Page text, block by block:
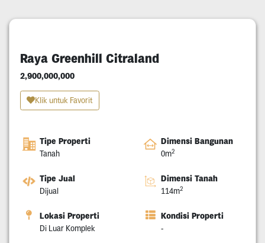
Raya Greenhill Citraland
2,900,000,000
Klik untuk Favorit
Tipe Properti
Tanah
Dimensi Bangunan
0m2
Tipe Jual
Dijual
Dimensi Tanah
114m2
Lokasi Properti
Di Luar Komplek
Kondisi Properti
-